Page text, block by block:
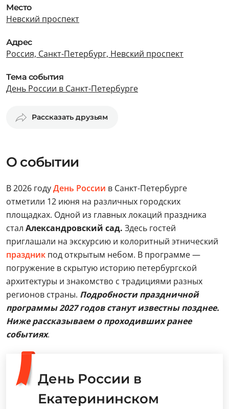
Место
Невский проспект
Адрес
Россия, Санкт-Петербург, Невский проспект
Тема события
День России в Санкт-Петербурге
Рассказать друзьям
О событии
В 2026 годуДень России в Санкт-Петербурге
отметили 12 июня на различных городских
площадках. Одной из главных локаций праздника
стал Александровский сад. Здесь гостей
приглашали на экскурсию и колоритный этнический
праздник под открытым небом. В программе —
погружение в скрытую историю петербургской
архитектуры и знакомство с традициями разных
регионов страны. Подробности праздничной
программы 2027 годов станут известны позднее.
Ниже рассказываем о проходивших ранее
событиях.
День России в
Екатерининском